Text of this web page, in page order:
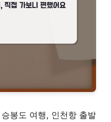
봉도 여행, 인천항 출발